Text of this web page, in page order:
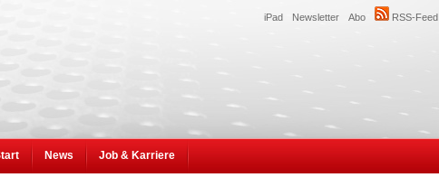
RSS-Feed
Abo
Newsletter
iPad
News Job & Karriere